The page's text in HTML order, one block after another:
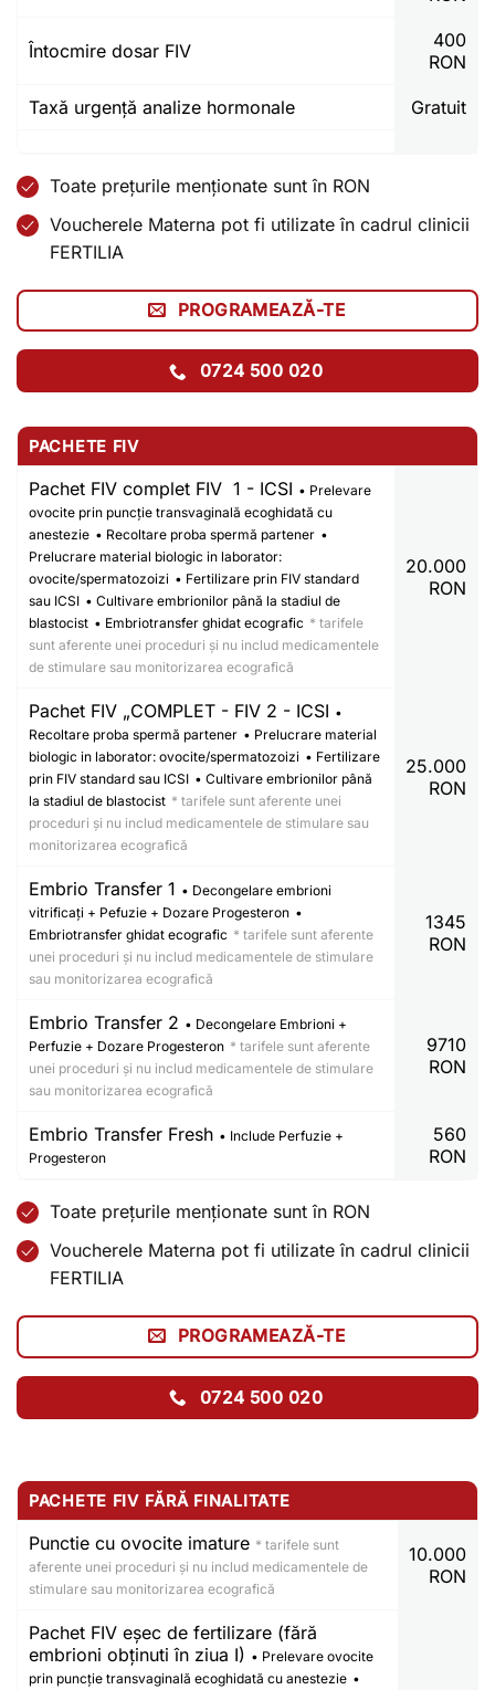
Întocmire dosar FIV
400
RON
Taxă urgență analize hormonale Gratuit
Toate prețurile menționate sunt în RON
Voucherele Materna pot fi utilizate în cadrul clinicii
FERTILIA
PROGRAMEAZĂ-TE
0724 500 020
PACHETE FIV
Pachet FIV complet FIV 1 - ICSI • Prelevare
ovocite prin puncție transvaginală ecoghidată cu
anestezie • Recoltare proba spermă partener •
Prelucrare material biologic in laborator:
ovocite/spermatozoizi • Fertilizare prin FIV standard
sau ICSI • Cultivare embrionilor până la stadiul de
blastocist • Embriotransfer ghidat ecografic * tarifele
sunt aferente unei proceduri și nu includ medicamentele
de stimulare sau monitorizarea ecografică
20.000
RON
Pachet FIV „COMPLET - FIV 2 - ICSI •
Recoltare proba spermă partener • Prelucrare material
biologic in laborator: ovocite/spermatozoizi • Fertilizare
prin FIV standard sau ICSI • Cultivare embrionilor până
la stadiul de blastocist * tarifele sunt aferente unei
proceduri și nu includ medicamentele de stimulare sau
monitorizarea ecografică
25.000
RON
Embrio Transfer 1 • Decongelare embrioni
vitrificați + Pefuzie + Dozare Progesteron •
Embriotransfer ghidat ecografic * tarifele sunt aferente
unei proceduri și nu includ medicamentele de stimulare
sau monitorizarea ecografică
1345
RON
Embrio Transfer 2 • Decongelare Embrioni +
Perfuzie + Dozare Progesteron * tarifele sunt aferente
unei proceduri și nu includ medicamentele de stimulare
sau monitorizarea ecografică
9710
RON
Embrio Transfer Fresh • Include Perfuzie +
Progesteron
560
RON
Toate prețurile menționate sunt în RON
Voucherele Materna pot fi utilizate în cadrul clinicii
FERTILIA
PROGRAMEAZĂ-TE
0724 500 020
PACHETE FIV FĂRĂ FINALITATE
Punctie cu ovocite imature * tarifele sunt
aferente unei proceduri și nu includ medicamentele de
stimulare sau monitorizarea ecografică
10.000
RON
Pachet FIV eșec de fertilizare (fără
embrioni obținuti în ziua I) • Prelevare ovocite
prin puncție transvaginală ecoghidată cu anestezie •